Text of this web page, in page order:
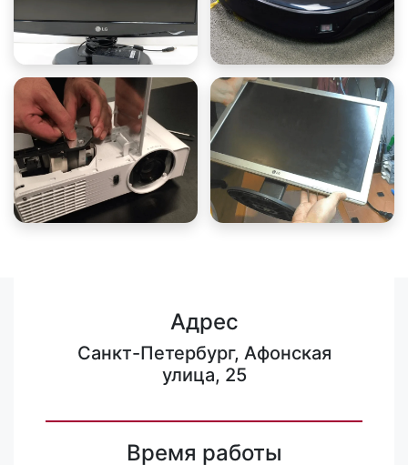
Адрес
Санкт-Петербург, Афонская
улица, 25
Время работы